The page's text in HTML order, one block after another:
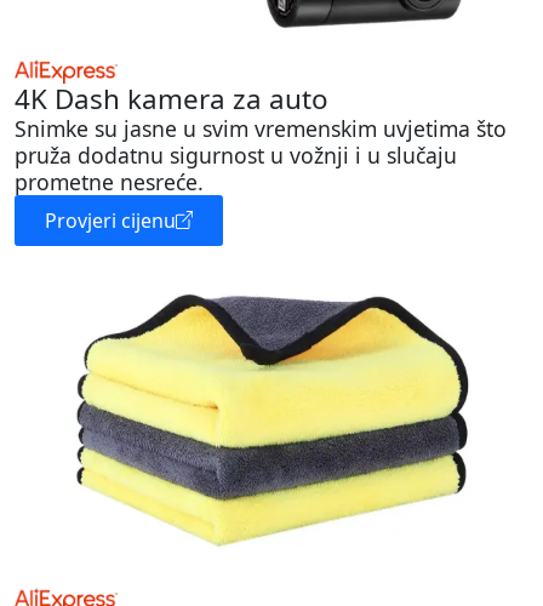
4K Dash kamera za auto
Snimke su jasne u svim vremenskim uvjetima što
pruža dodatnu sigurnost u vožnji i u slučaju
prometne nesreće.
Provjeri cijenu